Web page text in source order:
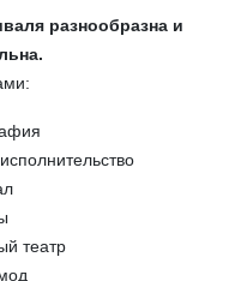
разнообразна и
театр